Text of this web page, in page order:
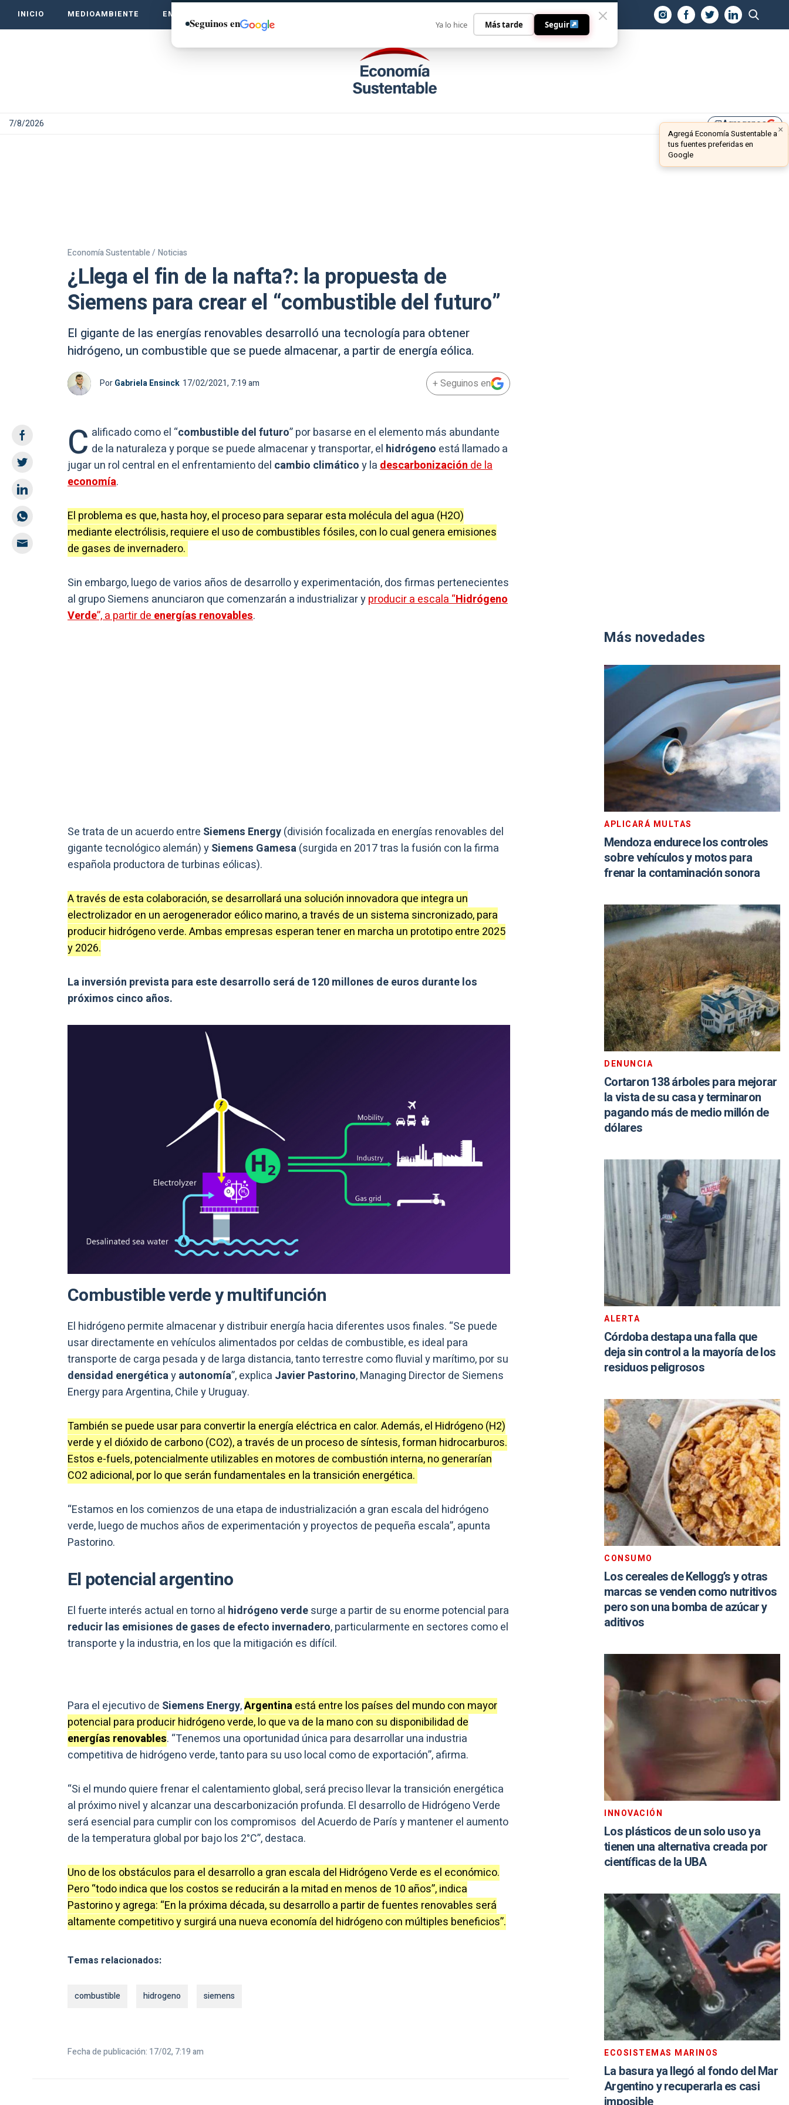
INICIO MEDIOAMBIENTE EMPRENDE VERDE CONTACTO
7/8/2026 library_addAgreganos ×
Agregá Economía Sustentable a
tus fuentes preferidas en
Google
Economía Sustentable / Noticias
¿Llega el fin de la nafta?: la propuesta de
Siemens para crear el “combustible del futuro”
El gigante de las energías renovables desarrolló una tecnología para obtener
hidrógeno, un combustible que se puede almacenar, a partir de energía eólica.
PorGabriela Ensinck 17/02/2021, 7:19 am + Seguinos en
C alificado como el “combustible del futuro” por basarse en el elemento más abundante
de la naturaleza y porque se puede almacenar y transportar, el hidrógeno está llamado a
jugar un rol central en el enfrentamiento del cambio climáticoy ladescarbonizaciónde la
economía.
El problema es que, hasta hoy, el proceso para separar esta molécula del agua (H2O)
mediante electrólisis, requiere el uso de combustibles fósiles, con lo cual genera emisiones
de gases de invernadero.
Sin embargo, luego de varios años de desarrollo y experimentación, dos firmas pertenecientes
al grupo Siemens anunciaron que comenzarán a industrializar yproducir a escala “Hidrógeno
Verde”, a partir deenergías renovables.
Se trata de un acuerdo entre Siemens Energy(división focalizada en energías renovables del
gigante tecnológico alemán) ySiemens Gamesa(surgida en 2017 tras la fusión con la firma
española productora de turbinas eólicas).
A través de esta colaboración, se desarrollará una solución innovadora que integra un
electrolizador en un aerogenerador eólico marino, a través de un sistema sincronizado, para
producir hidrógeno verde. Ambas empresas esperan tener en marcha un prototipo entre 2025
y 2026.
La inversión prevista para este desarrollo será de 120 millones de euros durante los
próximos cinco años.
Combustible verde y multifunción
El hidrógeno permite almacenar y distribuir energía hacia diferentes usos finales. “Se puede
usar directamente en vehículos alimentados por celdas de combustible, es ideal para
transporte de carga pesada y de larga distancia, tanto terrestre como fluvial y marítimo, por su
densidad energéticayautonomía”, explica Javier Pastorino, Managing Director de Siemens
Energy para Argentina, Chile y Uruguay.
También se puede usar para convertir la energía eléctrica en calor. Además, el Hidrógeno (H2)
verde y el dióxido de carbono (CO2), a través de un proceso de síntesis, forman hidrocarburos.
Estos e-fuels, potencialmente utilizables en motores de combustión interna, no generarían
CO2 adicional, por lo que serán fundamentales en la transición energética.
“Estamos en los comienzos de una etapa de industrialización a gran escala del hidrógeno
verde, luego de muchos años de experimentación y proyectos de pequeña escala”, apunta
Pastorino.
El potencial argentino
El fuerte interés actual en torno al hidrógeno verdesurge a partir de su enorme potencial para
reducir las emisiones de gases de efecto invernadero, particularmente en sectores como el
transporte y la industria, en los que la mitigación es difícil.
Para el ejecutivo de Siemens Energy,Argentinaestá entre los países del mundo con mayor
potencial para producir hidrógeno verde, lo que va de la mano con su disponibilidad de
energías renovables. “Tenemos una oportunidad única para desarrollar una industria
competitiva de hidrógeno verde, tanto para su uso local como de exportación”, afirma.
“Si el mundo quiere frenar el calentamiento global, será preciso llevar la transición energética
al próximo nivel y alcanzar una descarbonización profunda. El desarrollo de Hidrógeno Verde
será esencial para cumplir con los compromisos del Acuerdo de París y mantener el aumento
de la temperatura global por bajo los 2°C”, destaca.
Uno de los obstáculos para el desarrollo a gran escala del Hidrógeno Verde es el económico.
Pero “todo indica que los costos se reducirán a la mitad en menos de 10 años”, indica
Pastorino y agrega: “En la próxima década, su desarrollo a partir de fuentes renovables será
altamente competitivo y surgirá una nueva economía del hidrógeno con múltiples beneficios”.
Temas relacionados:
combustible hidrogeno siemens
Fecha de publicación: 17/02, 7:19 am
Más novedades
APLICARÁ MULTAS
Mendoza endurece los controles
sobre vehículos y motos para
frenar la contaminación sonora
DENUNCIA
Cortaron 138 árboles para mejorar
la vista de su casa y terminaron
pagando más de medio millón de
dólares
ALERTA
Córdoba destapa una falla que
deja sin control a la mayoría de los
residuos peligrosos
CONSUMO
Los cereales de Kellogg’s y otras
marcas se venden como nutritivos
pero son una bomba de azúcar y
aditivos
INNOVACIÓN
Los plásticos de un solo uso ya
tienen una alternativa creada por
científicas de la UBA
ECOSISTEMAS MARINOS
La basura ya llegó al fondo del Mar
Argentino y recuperarla es casi
Seguinos en Ya lo hice Más tarde Seguir